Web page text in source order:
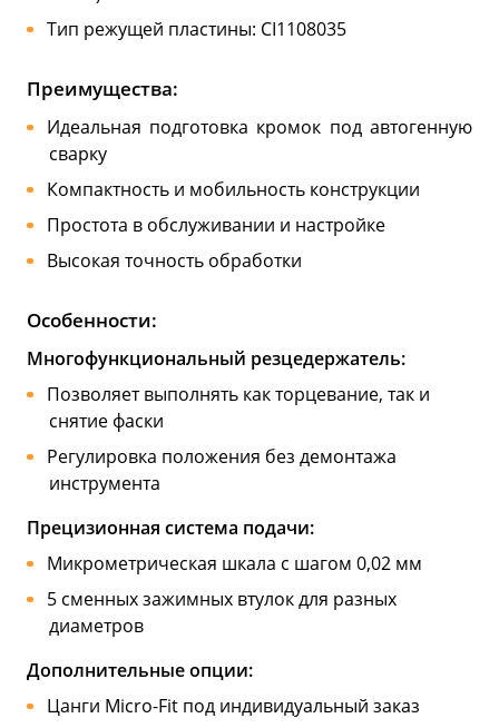
Тип режущей пластины: CI1108035
Преимущества:
Идеальная подготовка кромок под автогенную
сварку
Компактность и мобильность конструкции
Простота в обслуживании и настройке
Высокая точность обработки
Особенности:
Многофункциональный резцедержатель:
Позволяет выполнять как торцевание, так и
снятие фаски
Регулировка положения без демонтажа
инструмента
Прецизионная система подачи:
Микрометрическая шкала с шагом 0,02 мм
5 сменных зажимных втулок для разных
диаметров
Дополнительные опции:
Цанги Micro-Fit под индивидуальный заказ